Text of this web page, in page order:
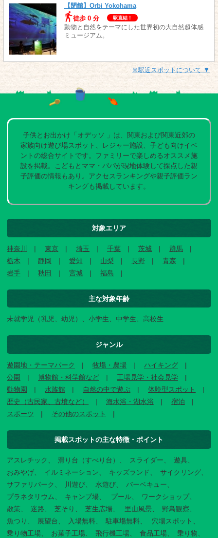
【閉館】Orbi Yokohama
徒歩 0 分
駅直結！
動物と自然をテーマにした世界初の大自然超体感
ミュージアム。
※駅近スポットについて ▼
子供とお出かけ「オデッソ 」は、関東および関東近郊の
家族向け遊び場スポット、レジャー施設、子ども向けイベ
ントの総合サイトです。ファミリーで楽しめるオススメ施
設を掲載。こどもとママ・パパが現地体験して採点した親
子評価の情報もあり。アクセスランキングや親子評価ラン
キングも掲載しています。
対象エリア
神奈川 東京 埼玉 千葉 茨城
群馬
栃木
静岡 愛知 山梨 長野
青森
岩手
秋田 宮城 福島
主な対象年齢
未就学児（乳児、幼児）、小学生、中学生、高校生
ジャンル
遊園地・テーマパーク 牧場・農場
ハイキング
公園
博物館・科学館など
工場見学・社会見学
動物園
水族館 自然の中で遊ぶ
体験型スポット
歴史（古民家、古墳など）
海水浴・湖水浴
宿泊
スポーツ
その他のスポット
掲載スポットの主な特徴・ポイント
アスレチック 滑り台（すべり台） スライダー
遊具
おみやげ
イルミネーション キッズランド
サイクリング
サファリパーク
川遊び 水遊び
バーベキュー
プラネタリウム
キャンプ場 プール
ワークショップ
散策
迷路 芝そり 芝生広場 里山風景
野鳥観察
魚つり
展望台 入場無料 駐車場無料
穴場スポット
乗り物工場
お菓子工場 飛行機工場 食品工場 乗り物